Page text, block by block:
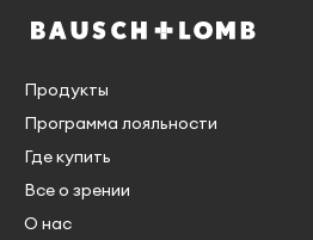
Продукты
Программа лояльности
Где купить
Все о зрении
О нас